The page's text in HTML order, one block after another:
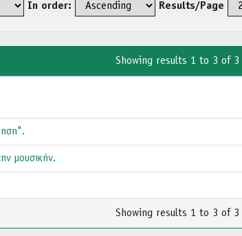
In order: Results/Page
Showing results 1 to 3 of 3
μουσικήν.
Showing results 1 to 3 of 3